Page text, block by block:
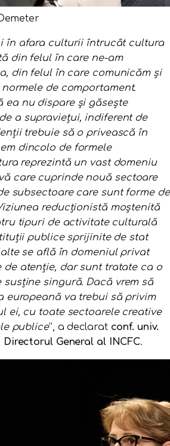
în afara culturii întrucât cultura
din felul în care ne-am
din felul în care comunicăm și
de comportament.
ea nu dispare și găsește
a supraviețui, indiferent de
trebuie să o privească în
dincolo de formele
reprezintă un vast domeniu
care cuprinde nouă sectoare
subsectoare care sunt forme de
reducționistă moștenită
tipuri de activitate culturală
publice sprijinite de stat
se află în domeniul privat
de atenție, dar sunt tratate ca o
susține singură. Dacă vrem să
europeană va trebui să privim
ei, cu toate sectoarele creative
publice”, a declarat conf. univ.
Directorul General al INCFC.